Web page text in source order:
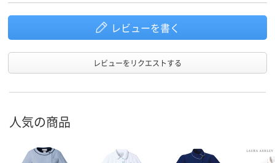
レビューを書く
レビューをリクエストする
人気の商品